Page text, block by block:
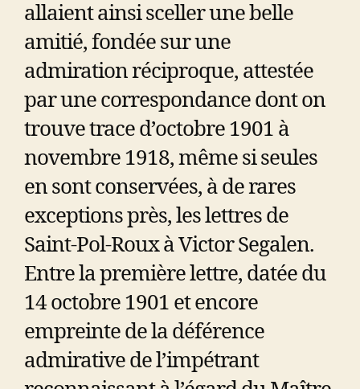
allaient ainsi sceller une belle
amitié, fondée sur une
admiration réciproque, attestée
par une correspondance dont on
trouve trace d’octobre 1901 à
novembre 1918, même si seules
en sont conservées, à de rares
exceptions près, les lettres de
Saint-Pol-Roux à Victor Segalen.
Entre la première lettre, datée du
14 octobre 1901 et encore
empreinte de la déférence
admirative de l’impétrant